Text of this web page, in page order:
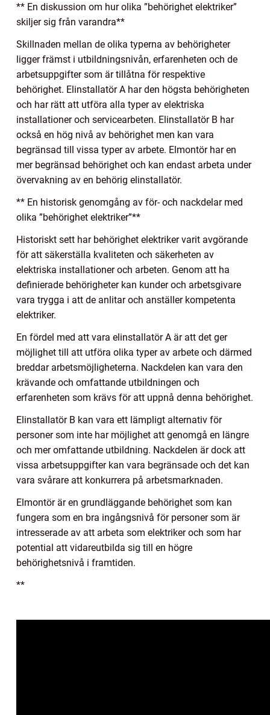
** En diskussion om hur olika ”behörighet elektriker”
skiljer sig från varandra**
Skillnaden mellan de olika typerna av behörigheter
ligger främst i utbildningsnivån, erfarenheten och de
arbetsuppgifter som är tillåtna för respektive
behörighet. Elinstallatör A har den högsta behörigheten
och har rätt att utföra alla typer av elektriska
installationer och servicearbeten. Elinstallatör B har
också en hög nivå av behörighet men kan vara
begränsad till vissa typer av arbete. Elmontör har en
mer begränsad behörighet och kan endast arbeta under
övervakning av en behörig elinstallatör.
** En historisk genomgång av för- och nackdelar med
olika ”behörighet elektriker”**
Historiskt sett har behörighet elektriker varit avgörande
för att säkerställa kvaliteten och säkerheten av
elektriska installationer och arbeten. Genom att ha
definierade behörigheter kan kunder och arbetsgivare
vara trygga i att de anlitar och anställer kompetenta
elektriker.
En fördel med att vara elinstallatör A är att det ger
möjlighet till att utföra olika typer av arbete och därmed
breddar arbetsmöjligheterna. Nackdelen kan vara den
krävande och omfattande utbildningen och
erfarenheten som krävs för att uppnå denna behörighet.
Elinstallatör B kan vara ett lämpligt alternativ för
personer som inte har möjlighet att genomgå en längre
och mer omfattande utbildning. Nackdelen är dock att
vissa arbetsuppgifter kan vara begränsade och det kan
vara svårare att konkurrera på arbetsmarknaden.
Elmontör är en grundläggande behörighet som kan
fungera som en bra ingångsnivå för personer som är
intresserade av att arbeta som elektriker och som har
potential att vidareutbilda sig till en högre
behörighetsnivå i framtiden.
**